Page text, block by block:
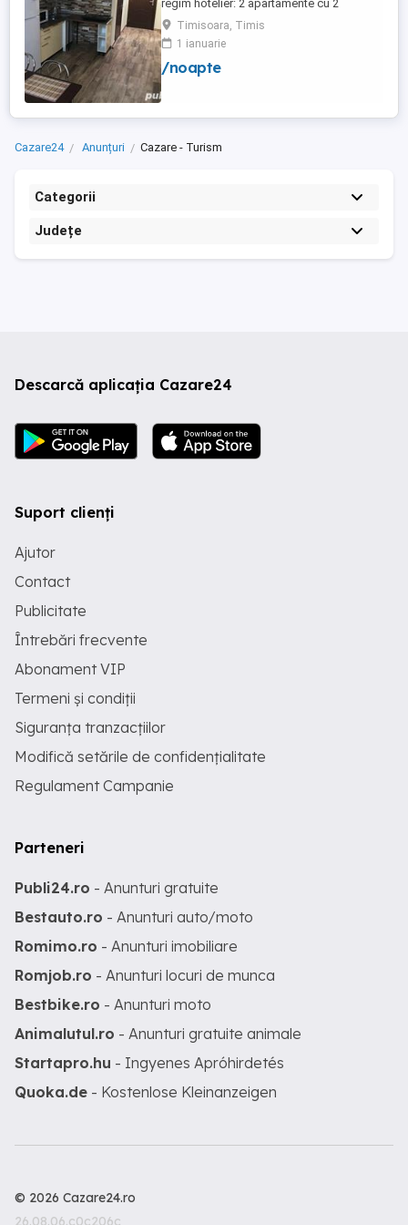
regim hotelier: 2 apartamente cu 2
dormitoare, baie si bucatarie proprie. (4
locuri cazare in fiecare apartament) 1
apartament cu 1 dormitor, baie si
bucatarie proprie. (3 locuri cazare) Fiecare
Timisoara, Timis
1 ianuarie
/noapte
Cazare24 Anunțuri Cazare - Turism
Categorii
Județe
Descarcă aplicația Cazare24
Suport clienți
Ajutor
Contact
Publicitate
Întrebări frecvente
Abonament VIP
Termeni și condiții
Siguranța tranzacțiilor
Modifică setările de confidențialitate
Regulament Campanie
Parteneri
Publi24.ro - Anunturi gratuite
Bestauto.ro - Anunturi auto/moto
Romimo.ro - Anunturi imobiliare
Romjob.ro - Anunturi locuri de munca
Bestbike.ro - Anunturi moto
Animalutul.ro - Anunturi gratuite animale
Startapro.hu - Ingyenes Apróhirdetés
Quoka.de - Kostenlose Kleinanzeigen
© 2026 Cazare24.ro
26.08.06.c0c206c